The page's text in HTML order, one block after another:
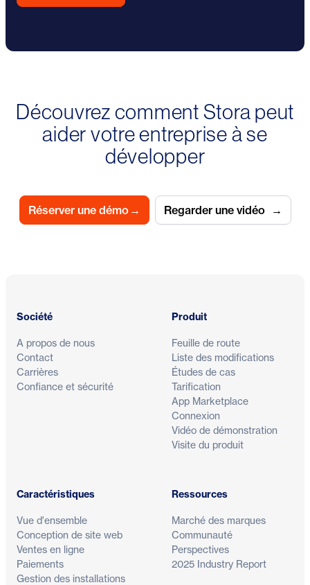
Découvrez comment Stora peut
aider votre entreprise à se
développer
Réserver une démo → Regarder une vidéo →
Société
A propos de nous
Contact
Carrières
Confiance et sécurité
Produit
Feuille de route
Liste des modifications
Études de cas
Tarification
App Marketplace
Connexion
Vidéo de démonstration
Visite du produit
Caractéristiques
Vue d'ensemble
Conception de site web
Ventes en ligne
Paiements
Gestion des installations
Ressources
Marché des marques
Communauté
Perspectives
2025 Industry Report